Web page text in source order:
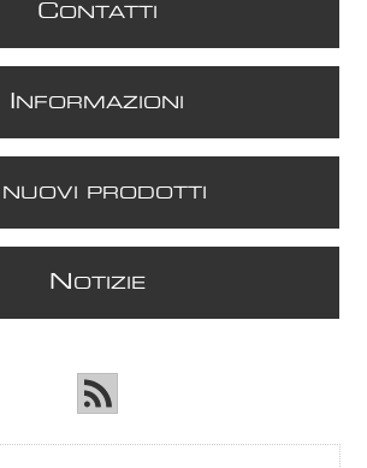
CONTATTI
NFORMAZIONI
NUOVI PRODOTTI
N OTIZIE